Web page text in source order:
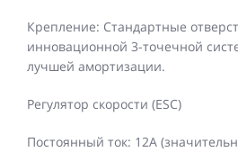
Крепление: Стандартные
инновационной 3-точечной
лучшей амортизации.
Регулятор скорости (ESC)
Постоянный ток: 12А